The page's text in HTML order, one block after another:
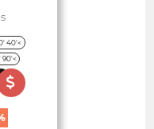
40'<
90'<